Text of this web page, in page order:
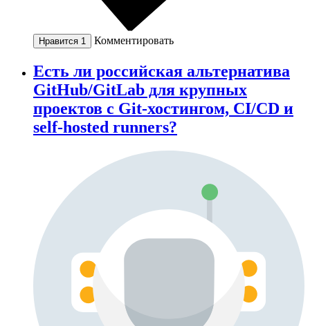
Нравится 1 Комментировать
Есть ли российская альтернатива
GitHub/GitLab для крупных
проектов с Git-хостингом, CI/CD и
self-hosted runners?